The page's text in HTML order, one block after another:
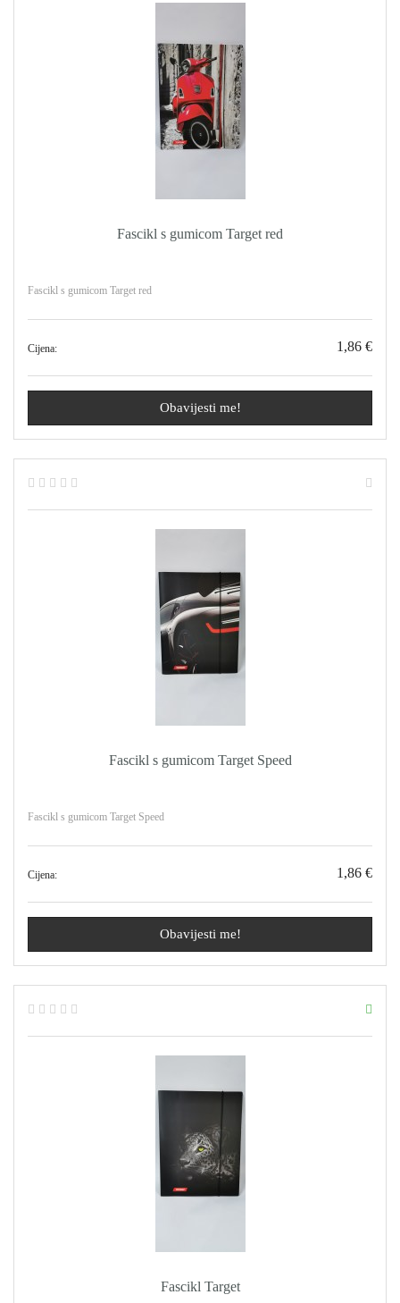
Fascikl s gumicom Target red
Fascikl s gumicom Target red
Cijena: 1,86 €
Obavijesti me!
Fascikl s gumicom Target Speed
Fascikl s gumicom Target Speed
Cijena: 1,86 €
Obavijesti me!
Fascikl Target